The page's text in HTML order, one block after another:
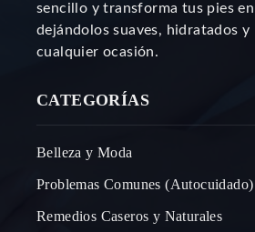
sencillo y transforma tus pies
dejándolos suaves, hidratados y
cualquier ocasión.
CATEGORÍAS
Belleza y Moda
Problemas Comunes (Autocuidado)
Remedios Caseros y Naturales